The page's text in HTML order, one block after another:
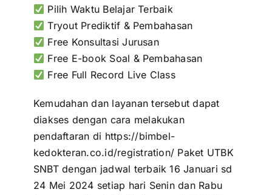
Pilih Waktu Belajar Terbaik
Tryout Prediktif & Pembahasan
Free Konsultasi Jurusan
Free E-book Soal & Pembahasan
Free Full Record Live Class
Kemudahan dan layanan tersebut dapat
diakses dengan cara melakukan
pendaftaran di https://bimbel-
kedokteran.co.id/registration/ Paket UTBK
SNBT dengan jadwal terbaik 16 Januari sd
24 Mei 2024 setiap hari Senin dan Rabu